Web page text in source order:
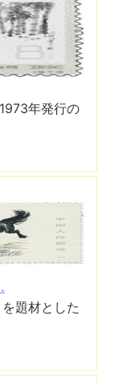
年発行の
題材とした